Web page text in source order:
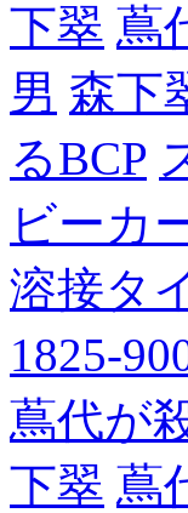
下翠 蔦
男 森下
るBCP
ビーカ
溶接タ
1825-
蔦代が
下翠 蔦